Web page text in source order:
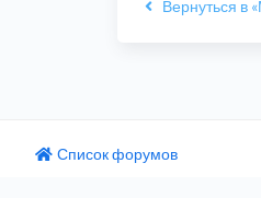
Вернуться в
Список форумов